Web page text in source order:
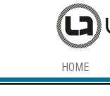
HOME